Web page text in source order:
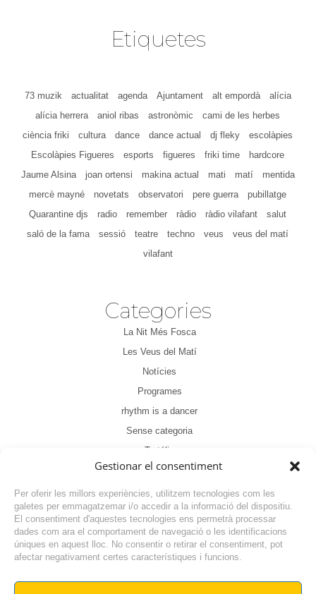
Gestionar el consentiment
Per oferir les millors experiències, utilitzem tecnologies com les
galetes per emmagatzemar i/o accedir a la informació del dispositiu.
El consentiment d'aquestes tecnologies ens permetrà processar
dades com ara el comportament de navegació o les identificacions
úniques en aquest lloc. No consentir o retirar el consentiment, pot
afectar negativament certes característiques i funcions.
Etiquetes
73 muzik actualitat agenda Ajuntament alt empordà
alícia
alícia herrera
aniol ribas astronòmic
cami de les herbes
ciència friki
cultura dance dance actual dj fleky
escolàpies
Escolàpies Figueres
esports figueres friki time
hardcore
Jaume Alsina
joan ortensi makina actual mati matí
mentida
mercè mayné
novetats observatori pere guerra
pubillatge
Quarantine djs
radio remember ràdio ràdio vilafant
salut
saló de la fama
sessió teatre techno veus
veus del matí
vilafant
Categories
La Nit Més Fosca
Les Veus del Matí
Notícies
Programes
rhythm is a dancer
Sense categoria
Tertúlia
NOTÍCIA ANTERIOR
NOTÍCIA SEGÜENT